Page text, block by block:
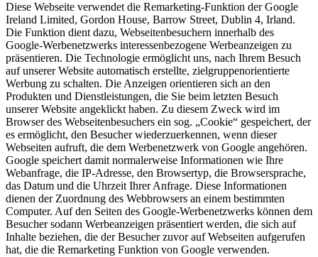
Diese Webseite verwendet die Remarketing-Funktion der Google
Ireland Limited, Gordon House, Barrow Street, Dublin 4, Irland.
Die Funktion dient dazu, Webseitenbesuchern innerhalb des
Google-Werbenetzwerks interessenbezogene Werbeanzeigen zu
präsentieren. Die Technologie ermöglicht uns, nach Ihrem Besuch
auf unserer Website automatisch erstellte, zielgruppenorientierte
Werbung zu schalten. Die Anzeigen orientieren sich an den
Produkten und Dienstleistungen, die Sie beim letzten Besuch
unserer Website angeklickt haben. Zu diesem Zweck wird im
Browser des Webseitenbesuchers ein sog. „Cookie“ gespeichert, der
es ermöglicht, den Besucher wiederzuerkennen, wenn dieser
Webseiten aufruft, die dem Werbenetzwerk von Google angehören.
Google speichert damit normalerweise Informationen wie Ihre
Webanfrage, die IP-Adresse, den Browsertyp, die Browsersprache,
das Datum und die Uhrzeit Ihrer Anfrage. Diese Informationen
dienen der Zuordnung des Webbrowsers an einem bestimmten
Computer. Auf den Seiten des Google-Werbenetzwerks können dem
Besucher sodann Werbeanzeigen präsentiert werden, die sich auf
Inhalte beziehen, die der Besucher zuvor auf Webseiten aufgerufen
hat, die die Remarketing Funktion von Google verwenden.